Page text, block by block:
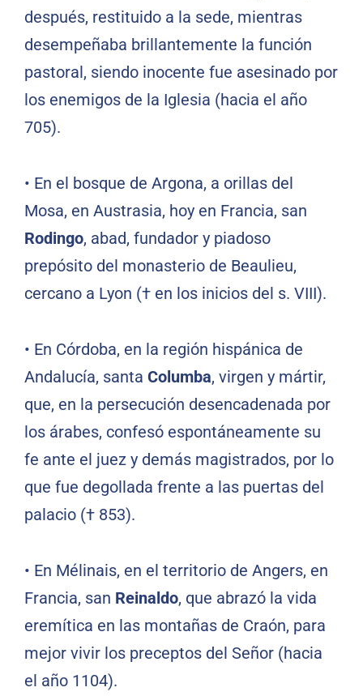
después, restituido a la sede, mientras
desempeñaba brillantemente la función
pastoral, siendo inocente fue asesinado por
los enemigos de la Iglesia (hacia el año
705).
• En el bosque de Argona, a orillas del
Mosa, en Austrasia, hoy en Francia, san
Rodingo, abad, fundador y piadoso
prepósito del monasterio de Beaulieu,
cercano a Lyon († en los inicios del s. VIII).
• En Córdoba, en la región hispánica de
Andalucía, santa Columba, virgen y mártir,
que, en la persecución desencadenada por
los árabes, confesó espontáneamente su
fe ante el juez y demás magistrados, por lo
que fue degollada frente a las puertas del
palacio († 853).
• En Mélinais, en el territorio de Angers, en
Francia, san Reinaldo, que abrazó la vida
eremítica en las montañas de Craón, para
mejor vivir los preceptos del Señor (hacia
el año 1104).